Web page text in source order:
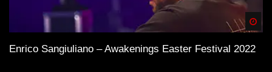
Enrico Sangiuliano – Awakenings Easter Festival 2022